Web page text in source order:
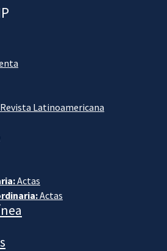
Latinoamericana
Actas
Actas